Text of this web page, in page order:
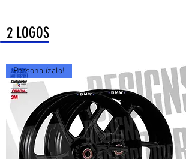
2 LOGOS
Personalízalo!